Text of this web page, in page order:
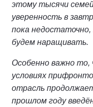
этому тысячи
уверенность в
пока
будем наращивать.
Особенно важно
условиях
отрасль
прошлом году